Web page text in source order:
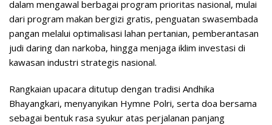
dalam mengawal berbagai program prioritas nasional, mulai
dari program makan bergizi gratis, penguatan swasembada
pangan melalui optimalisasi lahan pertanian, pemberantasan
judi daring dan narkoba, hingga menjaga iklim investasi di
kawasan industri strategis nasional.
Rangkaian upacara ditutup dengan tradisi Andhika
Bhayangkari, menyanyikan Hymne Polri, serta doa bersama
sebagai bentuk rasa syukur atas perjalanan panjang